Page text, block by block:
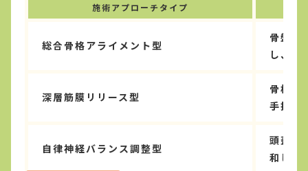
施術アプローチタイプ
総合骨格アライメント型
骨盤や
し、土
深層筋膜リリース型
骨格を
手技で
自律神経バランス調整型
頭蓋骨
和し、